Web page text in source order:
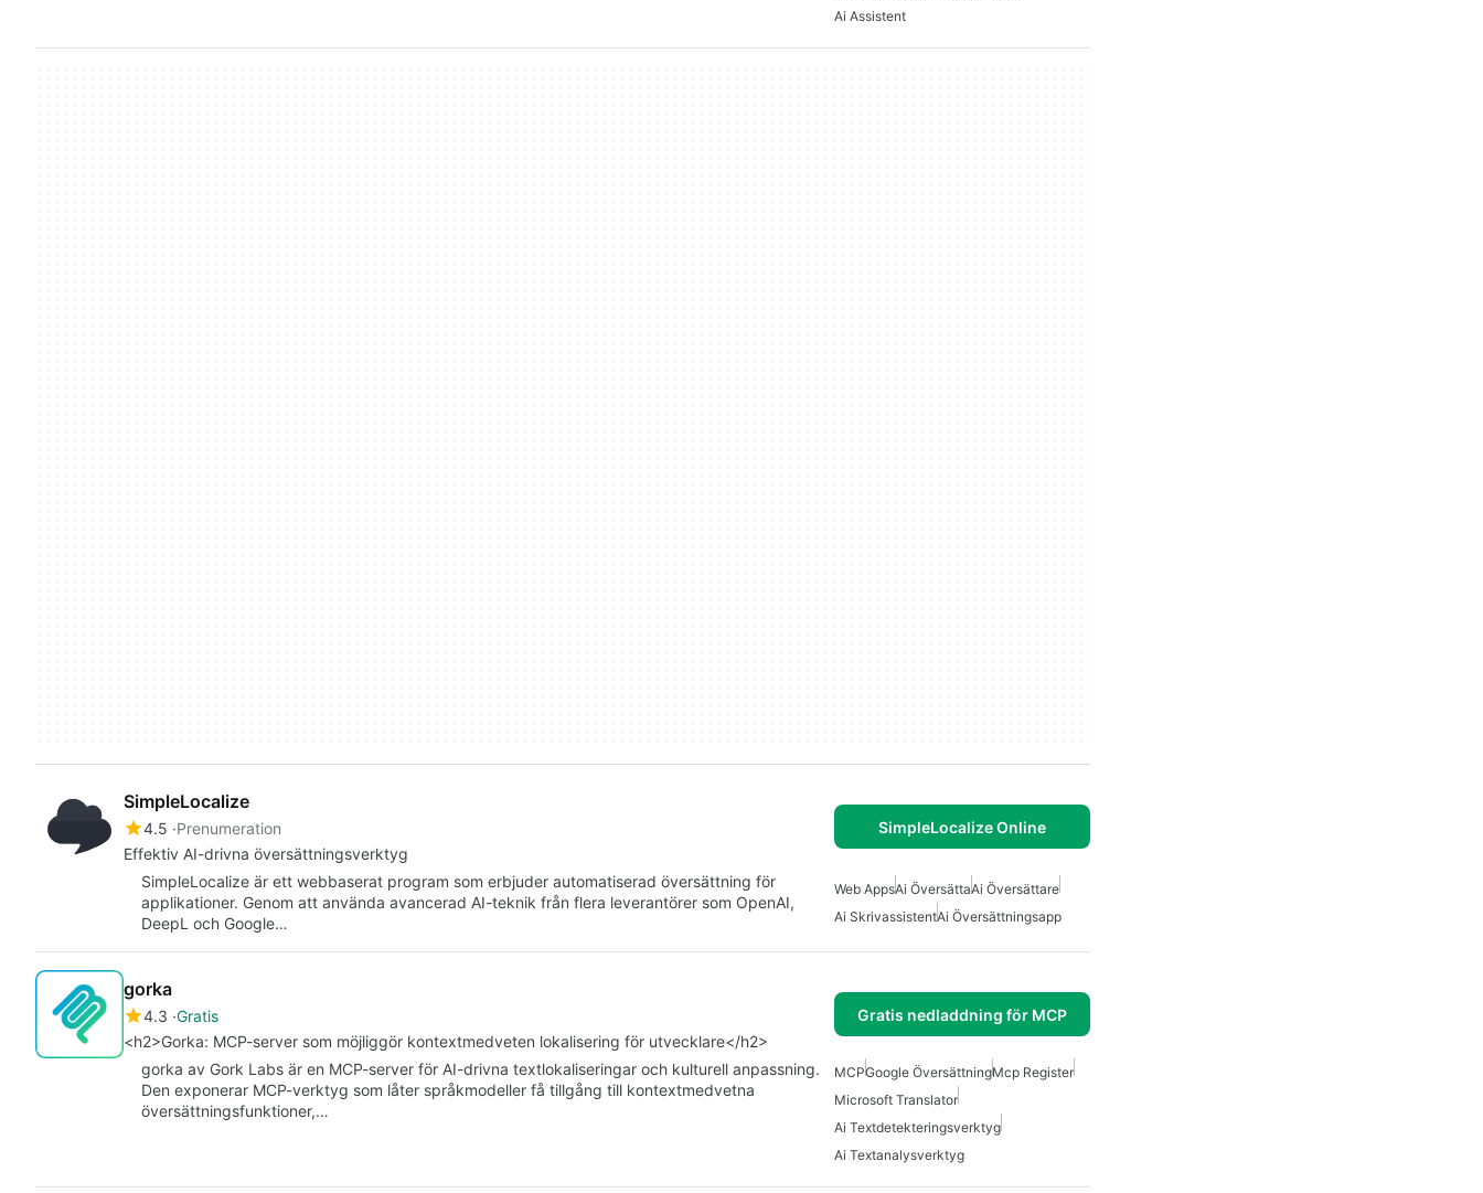
Ai Assistent
SimpleLocalize
4.5 Prenumeration
Effektiv AI-drivna översättningsverktyg
SimpleLocalize Online
SimpleLocalize är ett webbaserat program som erbjuder automatiserad översättning för
applikationer. Genom att använda avancerad AI-teknik från flera leverantörer som OpenAI,
DeepL och Google…
Web AppsAi ÖversättaAi Översättare
Ai SkrivassistentAi Översättningsapp
gorka
4.3 Gratis
<h2>Gorka: MCP-server som möjliggör kontextmedveten lokalisering för utvecklare</h2>
Gratis nedladdning för MCP
gorka av Gork Labs är en MCP-server för AI-drivna textlokaliseringar och kulturell anpassning.
Den exponerar MCP-verktyg som låter språkmodeller få tillgång till kontextmedvetna
översättningsfunktioner,…
MCPGoogle ÖversättningMcp Register
Microsoft Translator
Ai Textdetekteringsverktyg
Ai Textanalysverktyg